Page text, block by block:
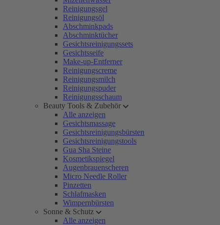
Reinigungsgel
Reinigungsöl
Abschminkpads
Abschminktücher
Gesichtsreinigungssets
Gesichtsseife
Make-up-Entferner
Reinigungscreme
Reinigungsmilch
Reinigungspuder
Reinigungsschaum
Beauty Tools & Zubehör
Alle anzeigen
Gesichtsmassage
Gesichtsreinigungsbürsten
Gesichtsreinigungstools
Gua Sha Steine
Kosmetikspiegel
Augenbrauenscheren
Micro Needle Roller
Pinzetten
Schlafmasken
Wimpernbürsten
Sonne & Schutz
Alle anzeigen